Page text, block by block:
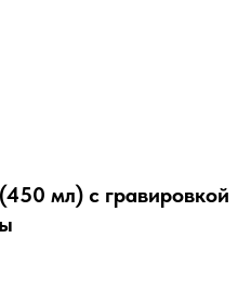
мл) с гравировкой